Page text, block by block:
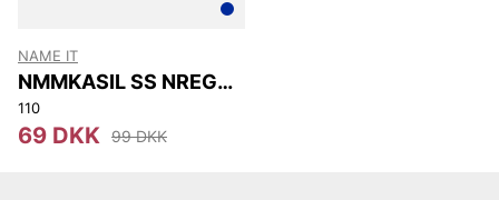
NAME IT
NMMKASIL SS NREG
TOP PB
110
69 DKK 99 DKK